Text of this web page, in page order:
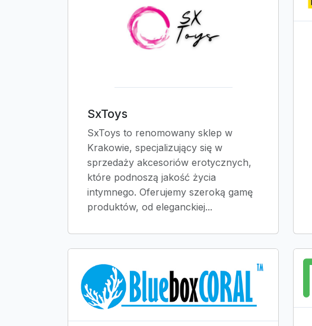
SxToys
SxToys to renomowany sklep w
Krakowie, specjalizujący się w
sprzedaży akcesoriów erotycznych,
które podnoszą jakość życia
intymnego. Oferujemy szeroką gamę
produktów, od eleganckiej...